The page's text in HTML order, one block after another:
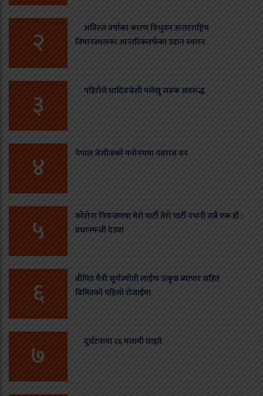
२
अविरल वर्षाका कारण त्रिभुवन अन्तरराष्ट्रिय
विमानस्थलका आन्तरिकतर्फका उडान स्थगन
३ पहिरोले धादिङबेसी मलेखु सडक अवरुद्ध
४ नेपाल जेसीजको मनोनयमा नवराज वन
५
कोरोना नियन्त्रणमा मेरो पार्टी तेरो पार्टी नभनी सबै एक हौं :
प्रधानमन्त्री देउवा
६
बीमित मैत्री सूर्यज्योती लाईफ उत्कृष्ठ ब्यापार सहित
बिमितको पहिलो रोजाईमा
७ दुर्घटनामा २६ मलामी घाइते